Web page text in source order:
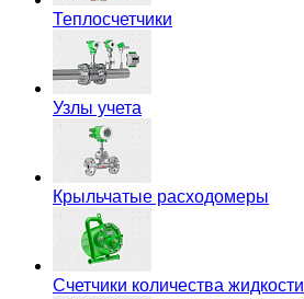
Теплосчетчики
Узлы учета
Крыльчатые расходомеры
Счетчики количества жидкости